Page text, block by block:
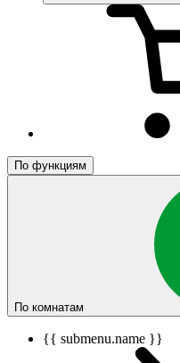
По функциям
По комнатам
{{ submenu.name }}